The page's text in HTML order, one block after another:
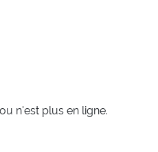
n'est plus en ligne.